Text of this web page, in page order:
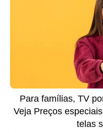
Para famílias, TV
Veja Preços
telas